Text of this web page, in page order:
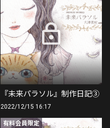
『未来パラソル』制作日記③
2022/12/15 16:17
有料会員限定